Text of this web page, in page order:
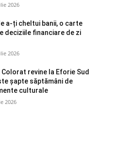
2026
a-ți cheltui banii, o carte
deciziile financiare de zi
2026
Colorat revine la Eforie Sud
șapte săptămâni de
culturale
2026